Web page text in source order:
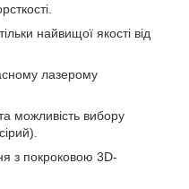
найвищої якості від
лазерому
можливість вибору
з покроковою 3D-